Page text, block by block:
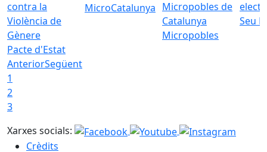
Pacte d'Estat
MicroCatalunya
Micropobles
Seu
AnteriorSegüent
1
2
3
Xarxes socials:
Crèdits